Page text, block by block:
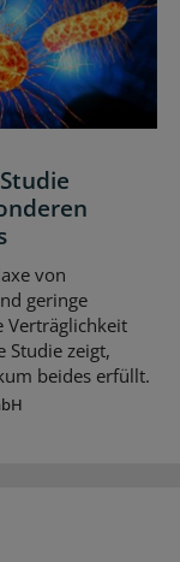
von
geringe
Verträglichkeit
Studie zeigt,
beides erfüllt.